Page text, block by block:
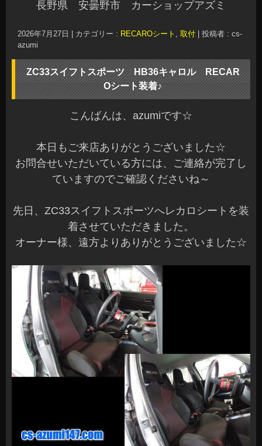
長野県 安曇野市 カーショップアズミ
2026年7月27日 カテゴリー : RECAROシート , 取付
投稿者 : cs-
azumi
ZC33スイフトスポーツ HB36キャロル RECAR
Oシート装着♪
こんばんは、azumiです☆
本日もご来店ありがとうございました☆
お問合せいただいている方には、ご連絡が完了し
ていますのでご確認くださいね～
先日、ZC33スイフトスポーツへレカロシートを装
着させていただきました。
オーナー様、遠方よりありがとうございました☆